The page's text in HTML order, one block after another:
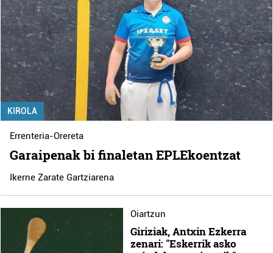
KIROLA
Errenteria-Orereta
Garaipenak bi finaletan EPLEkoentzat
Ikerne Zarate Gartziarena
Oiartzun
Giriziak, Antxin Ezkerra
zenari: "Eskerrik asko